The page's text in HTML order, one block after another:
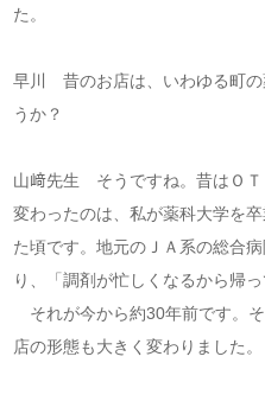
た。
早川 昔のお店は、いわゆる町の
うか？
山﨑先生 そうですね。昔はＯＴ
変わったのは、私が薬科大学を
た頃です。地元のＪＡ系の総合
り、「調剤が忙しくなるから帰
それが今から約30年前です。
店の形態も大きく変わりました。